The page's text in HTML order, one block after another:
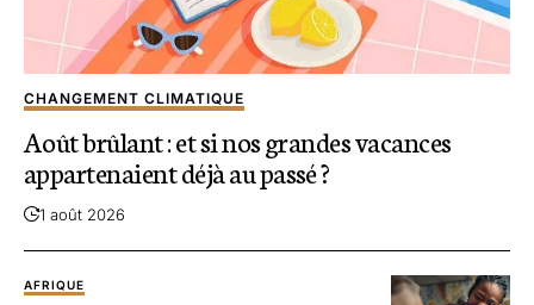
CHANGEMENT CLIMATIQUE
Août brûlant : et si nos grandes vacances
appartenaient déjà au passé ?
1 août 2026
AFRIQUE